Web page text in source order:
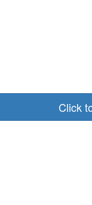
Click